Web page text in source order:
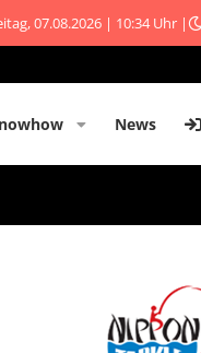
07.08.2026 | 10:34 Uhr |
News